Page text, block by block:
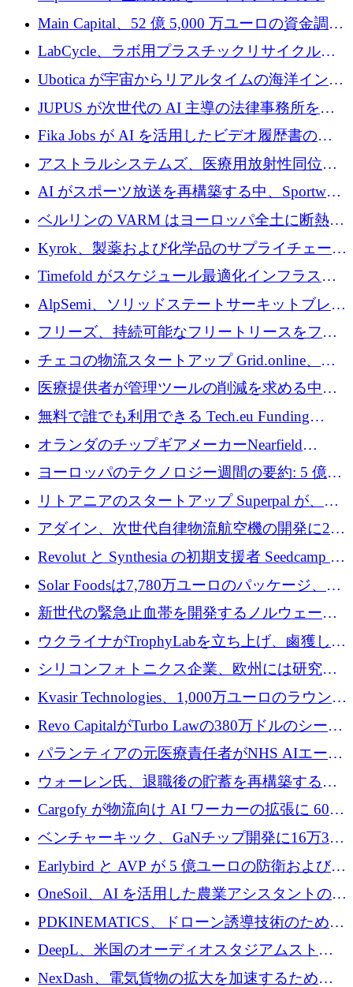
クフロー層に変えるために 260 万ドルを確保
Main Capital、52 億 5,000 万ユーロの資金調達
でエンタープライズ ソフトウェアの開発を倍
LabCycle、ラボ用プラスチックリサイクルシ
ステムを商業化し、焼却廃棄物を削減するた
めに43万ポンドを確保
Ubotica が宇宙からリアルタイムの海洋インテ
リジェンスを拡張するために 1,100 万ドルを
JUPUS が次世代の AI 主導の法律事務所を強
化するために 1,300 万ユーロを調達
Fika Jobs が AI を活用したビデオ履歴書のた
めに 400 万ドルを調達
アストラルシステムズ、医療用放射性同位元
素の世界的な不足に対処するために2,300万ポ
ンドを調達
AI がスポーツ放送を再構築する中、Sportway
が 2,000 万ユーロを調達
ベルリンの VARM はヨーロッパ全土に断熱材
を拡張するために 1,750 万ユーロを投資
Kyrok、製薬および化学品のサプライチェーン
に AI を導入するために 310 万ユーロを確保
Timefold がスケジュール最適化インフラスト
ラクチャを拡張するためにシリーズ A で
1,300 万ドルを調達
AlpSemi、ソリッドステートサーキットブレー
カー技術の進歩のために1,700万ユーロを調達
フリーズ、持続可能なフリートリースをフラ
ンス全土に拡大するために1,300万ユーロを確
保
チェコの物流スタートアップ Grid.online、配
送量が 1 年で 10 倍に増加し、400 万ユーロの
医療提供者が管理ツールの削減を求める中、
a16z が Prosper AI を 3,000 万ドルで支援
無料で誰でも利用できる Tech.eu Funding
Explorer のご紹介
オランダのチップギアメーカーNearfield
Instrumentsが3億8,000万ドルを調達
ヨーロッパのテクノロジー週間の要約: 5 億
8,500 万ユーロを超える 60 以上のテクノロジ
ー資金調達取引
リトアニアのスタートアップ Superpal が、
Slack 内に構築された AI コワーカー プラット
アダイン、次世代自律物流航空機の開発に250
万ユーロを確保
Revolut と Synthesia の初期支援者 Seedcamp が
3 億 2,000 万ドルを調達、米国に投資
Solar Foodsは7,780万ユーロのパッケージ、5
億ユーロの防衛および二重用途成長基金EDM
を開始、ヨーロッパのシリコンフォトニクス
に警告
新世代の緊急止血帯を開発するノルウェーの
スタートアップ企業を紹介する
ウクライナがTrophyLabを立ち上げ、鹵獲した
ロシア兵器を戦場の研究開発プラットフォー
ムに変える
シリコンフォトニクス企業、欧州には研究を
商業的に成功させるためのインフラが不足し
Kvasir Technologies、1,000万ユーロのラウンド
で成長を促進
Revo CapitalがTurbo Lawの380万ドルのシード
ラウンドを主導し、訴訟プラットフォームを
パランティアの元医療責任者がNHS AIエージ
ェントの立ち上げに1,000万ポンドを調達
ウォーレン氏、退職後の貯蓄を再構築するた
めに1,000万ユーロを調達
Cargofy が物流向け AI ワーカーの拡張に 600
万ドルを獲得
ベンチャーキック、GaNチップ開発に16万3千
ユーロでMinisaを支援
Earlybird と AVP が 5 億ユーロの防衛および二
重用途の成長基金である E2D を立ち上げる
OneSoil、AI を活用した農業アシスタントの拡
大に​​ 100 万ユーロを確保
PDKINEMATICS、ドローン誘導技術のために
200 万ユーロを調達
DeepL、米国のオーディオスタジアムストリ
ーミング事業Mixhaloを買収
NexDash、電気貨物の拡大を加速するために